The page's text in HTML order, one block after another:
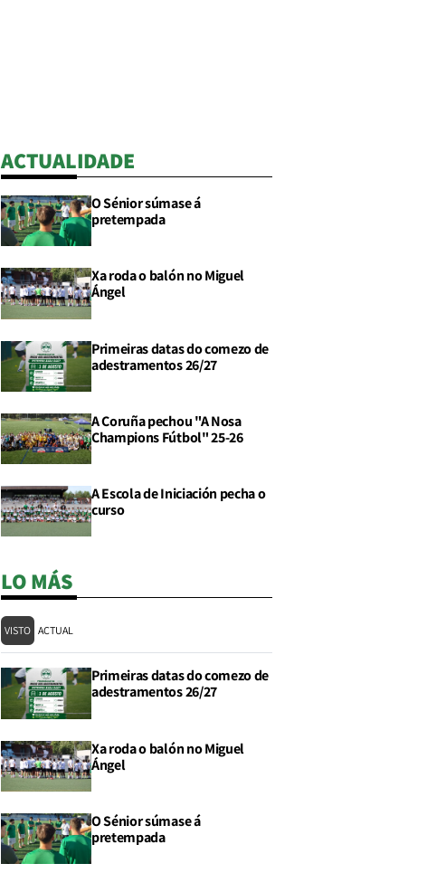
ACTUALIDADE
O Sénior súmase á
pretempada
Xa roda o balón no Miguel
Ángel
Primeiras datas do comezo de
adestramentos 26/27
A Coruña pechou "A Nosa
Champions Fútbol" 25-26
A Escola de Iniciación pecha o
curso
LO MÁS
VISTO ACTUAL
Primeiras datas do comezo de
adestramentos 26/27
Xa roda o balón no Miguel
Ángel
O Sénior súmase á
pretempada